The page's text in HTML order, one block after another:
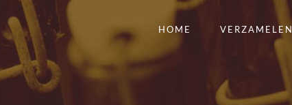
HOME VERZAMELEN